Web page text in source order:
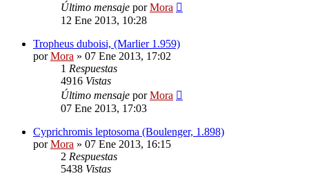
Último mensaje porMora
12 Ene 2013, 10:28
Tropheus duboisi, (Marlier 1.959)
porMora » 07 Ene 2013, 17:02
1 Respuestas
4916 Vistas
Último mensaje porMora
07 Ene 2013, 17:03
Cyprichromis leptosoma (Boulenger, 1.898)
porMora » 07 Ene 2013, 16:15
2 Respuestas
5438 Vistas